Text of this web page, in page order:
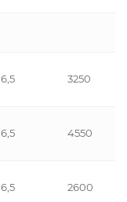
6,5 3250
6,5 4550
6,5 2600